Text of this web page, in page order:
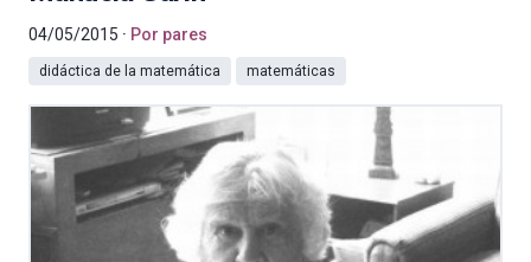
04/05/2015 Por pares
didáctica de la matemática matemáticas